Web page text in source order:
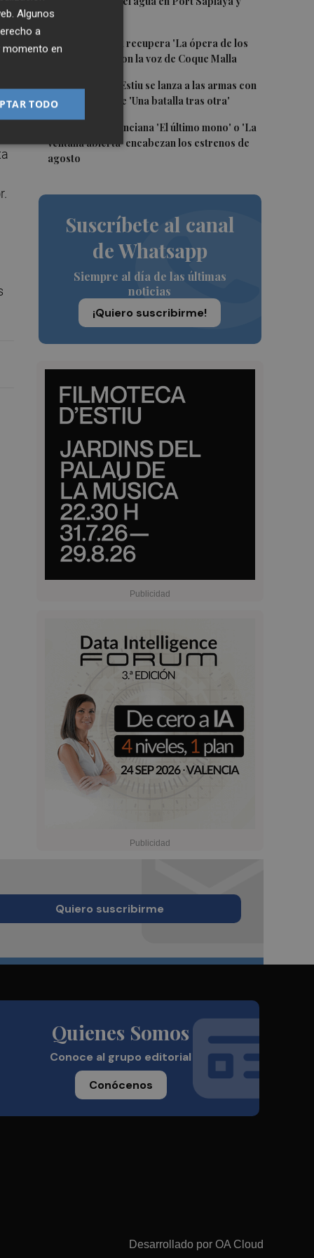
Meliana
3 Sagunt a Escena recupera 'La ópera de los
tres centavos' con la voz de Coque Malla
4La Filmoteca d'Estiu se lanza a las armas con
la proyección de 'Una batalla tras otra'
La comedia valenciana 'El último mono' o 'La
ventana abierta' encabezan los estrenos de
agosto
Suscríbete al canal
de Whatsapp
Siempre al día de las últimas
noticias
¡Quiero suscribirme!
Quiero suscribirme
Quienes Somos
Conoce al grupo editorial
Conócenos
Desarrollado por OA Cloud
Algunos
a
momento en
TODO